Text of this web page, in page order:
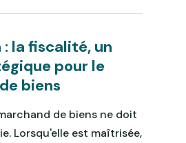
la fiscalité, un
pour le
biens
de biens ne doit
Lorsqu'elle est maîtrisée,